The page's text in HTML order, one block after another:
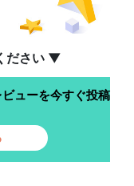
ださい ▼
ューを今すぐ投稿